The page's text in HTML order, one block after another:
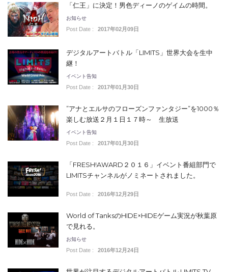
「仁王」に決定！男色ディーノのゲイムの時間。
お知らせ
Post Date : 2017年02月09日
デジタルアートバトル「LIMITS」世界大会を生中
継！
イベント告知
Post Date : 2017年01月30日
”アナとエルサのフローズンファンタジー”を1000％
楽しむ放送２月１日１７時～ 生放送
イベント告知
Post Date : 2017年01月30日
「FRESH!AWARD２０１６」イベント番組部門で
LIMITSチャンネルがノミネートされました。
Post Date : 2016年12月29日
World of TanksのHIDE×HIDEゲーム実況が秋葉原
で見れる。
お知らせ
Post Date : 2016年12月24日